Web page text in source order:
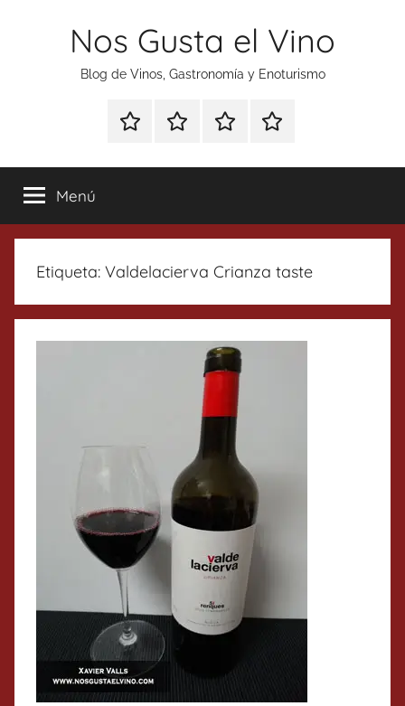
Nos Gusta el Vino
Blog de Vinos, Gastronomía y Enoturismo
Especial
Tonics
Enoturismo
Gastronomía
RankingContacto
Menú
Etiqueta: Valdelacierva Crianza taste